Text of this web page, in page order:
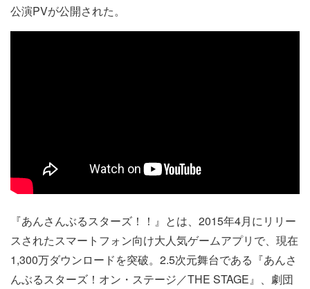
公演PVが公開された。
『あんさんぶるスターズ！！』とは、2015年4月にリリー
スされたスマートフォン向け大人気ゲームアプリで、現在
1,300万ダウンロードを突破。2.5次元舞台である『あんさ
んぶるスターズ！オン・ステージ／THE STAGE』、劇団